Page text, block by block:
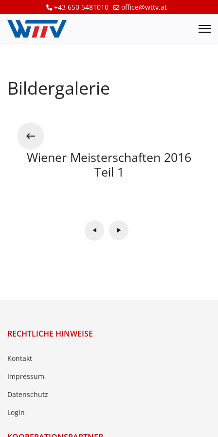
+43 650 5481010 office@wttv.at
Bildergalerie
Wiener Meisterschaften 2016
Teil 1
RECHTLICHE HINWEISE
Kontakt
Impressum
Datenschutz
Login